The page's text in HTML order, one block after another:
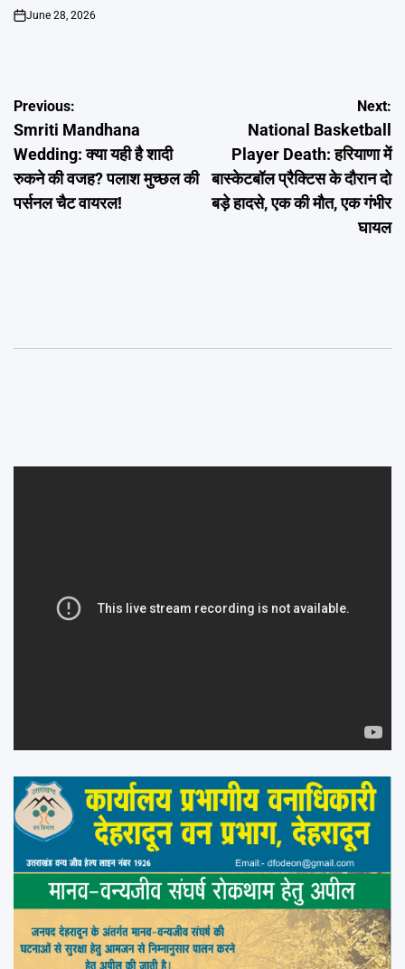
on
June 28, 2026
Post
navigation
Previous:
Smriti Mandhana
Wedding: क्या यही है शादी
रुकने की वजह? पलाश मुच्छल की
पर्सनल चैट वायरल!
Next:
National Basketball
Player Death: हरियाणा में
बास्केटबॉल प्रैक्टिस के दौरान दो
बड़े हादसे, एक की मौत, एक गंभीर
घायल